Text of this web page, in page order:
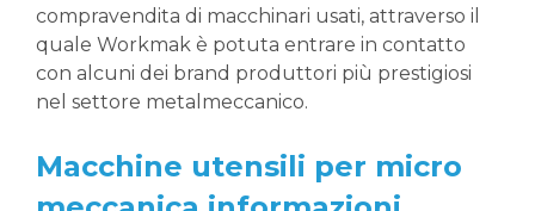
compravendita di macchinari usati, attraverso il
quale Workmak è potuta entrare in contatto
con alcuni dei brand produttori più prestigiosi
nel settore metalmeccanico.
Macchine utensili per micro